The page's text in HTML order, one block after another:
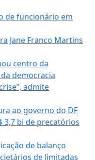
de funcionário em
Jane Franco Martins
centro da
democracia
admite
ao governo do DF
3,7 bi de precatórios
de balanço
de limitadas